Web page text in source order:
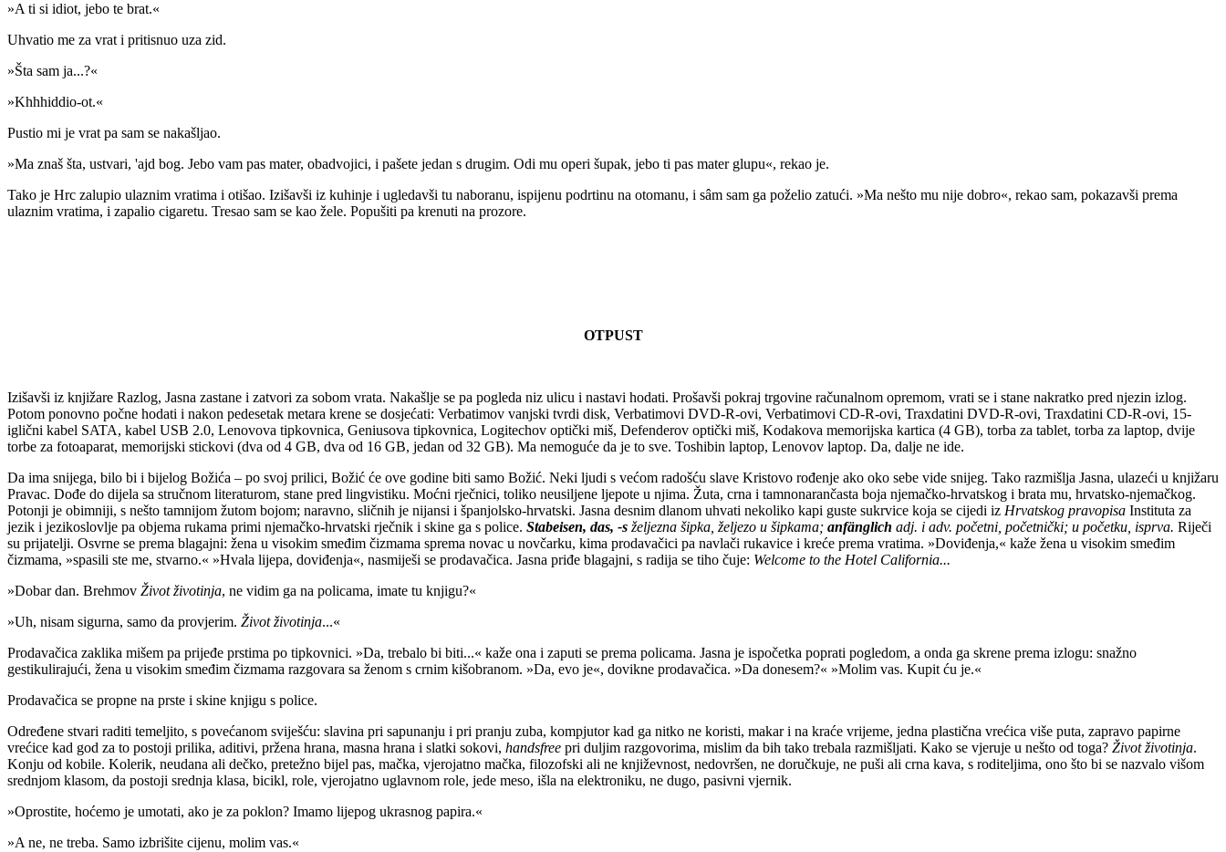
»A ti si idiot, jebo te brat.«
Uhvatio me za vrat i pritisnuo uza zid.
»Šta sam ja...?«
»Khhhiddio-ot.«
Pustio mi je vrat pa sam se nakašljao.
»Ma znaš šta, ustvari, 'ajd bog. Jebo vam pas mater, obadvojici, i pašete jedan s drugim. Odi mu operi šupak, jebo ti pas mater glupu«, rekao je.
Tako je Hrc zalupio ulaznim vratima i otišao. Izišavši iz kuhinje i ugledavši tu naboranu, ispijenu podrtinu na otomanu, i sâm sam ga poželio zatući. »Ma nešto mu nije dobro«, rekao sam, pokazavši prema
ulaznim vratima, i zapalio cigaretu. Tresao sam se kao žele. Popušiti pa krenuti na prozore.
OTPUST
Izišavši iz knjižare Razlog, Jasna zastane i zatvori za sobom vrata. Nakašlje se pa pogleda niz ulicu i nastavi hodati. Prošavši pokraj trgovine računalnom opremom, vrati se i stane nakratko pred njezin izlog.
Potom ponovno počne hodati i nakon pedesetak metara krene se dosjećati: Verbatimov vanjski tvrdi disk, Verbatimovi DVD-R-ovi, Verbatimovi CD-R-ovi, Traxdatini DVD-R-ovi, Traxdatini CD-R-ovi, 15-
iglični kabel SATA, kabel USB 2.0, Lenovova tipkovnica, Geniusova tipkovnica, Logitechov optički miš, Defenderov optički miš, Kodakova memorijska kartica (4 GB), torba za tablet, torba za laptop, dvije
torbe za fotoaparat, memorijski stickovi (dva od 4 GB, dva od 16 GB, jedan od 32 GB). Ma nemoguće da je to sve. Toshibin laptop, Lenovov laptop. Da, dalje ne ide.
Da ima snijega, bilo bi i bijelog Božića – po svoj prilici, Božić će ove godine biti samo Božić. Neki ljudi s većom radošću slave Kristovo rođenje ako oko sebe vide snijeg. Tako razmišlja Jasna, ulazeći u knjižaru
Pravac. Dođe do dijela sa stručnom literaturom, stane pred lingvistiku. Moćni rječnici, toliko neusiljene ljepote u njima. Žuta, crna i tamnonarančasta boja njemačko-hrvatskog i brata mu, hrvatsko-njemačkog.
Potonji je obimniji, s nešto tamnijom žutom bojom; naravno, sličnih je nijansi i španjolsko-hrvatski. Jasna desnim dlanom uhvati nekoliko kapi guste sukrvice koja se cijedi iz Hrvatskog pravopisa Instituta za
jezik i jezikoslovlje pa objema rukama primi njemačko-hrvatski rječnik i skine ga s police. Stabeisen, das, -s željezna šipka, željezo u šipkama; anfänglich adj. i adv. početni, početnički; u početku, isprva. Riječi
su prijatelji. Osvrne se prema blagajni: žena u visokim smeđim čizmama sprema novac u novčarku, kima prodavačici pa navlači rukavice i kreće prema vratima. »Doviđenja,« kaže žena u visokim smeđim
čizmama, »spasili ste me, stvarno.« »Hvala lijepa, doviđenja«, nasmiješi se prodavačica. Jasna priđe blagajni, s radija se tiho čuje: Welcome to the Hotel California...
»Dobar dan. Brehmov Život životinja, ne vidim ga na policama, imate tu knjigu?«
»Uh, nisam sigurna, samo da provjerim. Život životinja...«
Prodavačica zaklika mišem pa prijeđe prstima po tipkovnici. »Da, trebalo bi biti...« kaže ona i zaputi se prema policama. Jasna je ispočetka poprati pogledom, a onda ga skrene prema izlogu: snažno
gestikulirajući, žena u visokim smeđim čizmama razgovara sa ženom s crnim kišobranom. »Da, evo je«, dovikne prodavačica. »Da donesem?« »Molim vas. Kupit ću je.«
Prodavačica se propne na prste i skine knjigu s police.
Određene stvari raditi temeljito, s povećanom sviješću: slavina pri sapunanju i pri pranju zuba, kompjutor kad ga nitko ne koristi, makar i na kraće vrijeme, jedna plastična vrećica više puta, zapravo papirne
vrećice kad god za to postoji prilika, aditivi, pržena hrana, masna hrana i slatki sokovi, handsfree pri duljim razgovorima, mislim da bih tako trebala razmišljati. Kako se vjeruje u nešto od toga? Život životinja.
Konju od kobile. Kolerik, neudana ali dečko, pretežno bijel pas, mačka, vjerojatno mačka, filozofski ali ne književnost, nedovršen, ne doručkuje, ne puši ali crna kava, s roditeljima, ono što bi se nazvalo višom
srednjom klasom, da postoji srednja klasa, bicikl, role, vjerojatno uglavnom role, jede meso, išla na elektroniku, ne dugo, pasivni vjernik.
»Oprostite, hoćemo je umotati, ako je za poklon? Imamo lijepog ukrasnog papira.«
»A ne, ne treba. Samo izbrišite cijenu, molim vas.«